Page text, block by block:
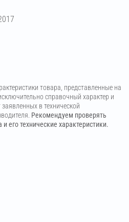
товара, представленные на
справочный характер и
в технической
Рекомендуем проверять
его технические характеристики.